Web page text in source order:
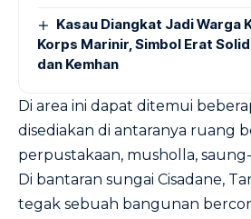
Kasau Diangkat Jadi Warga
Korps Marinir, Simbol Erat
dan Kemhan
Di area ini dapat ditemui
disediakan di antaranya ruang
perpustakaan, musholla,
Di bantaran sungai Cisadane,
tegak sebuah bangunan